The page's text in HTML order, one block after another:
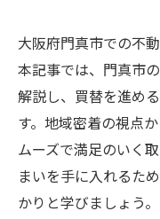
大阪府門真市での不
本記事では、門真市
解説し、買替を進め
す。地域密着の視点
ムーズで満足のいく
まいを手に入れるた
かりと学びましょう。